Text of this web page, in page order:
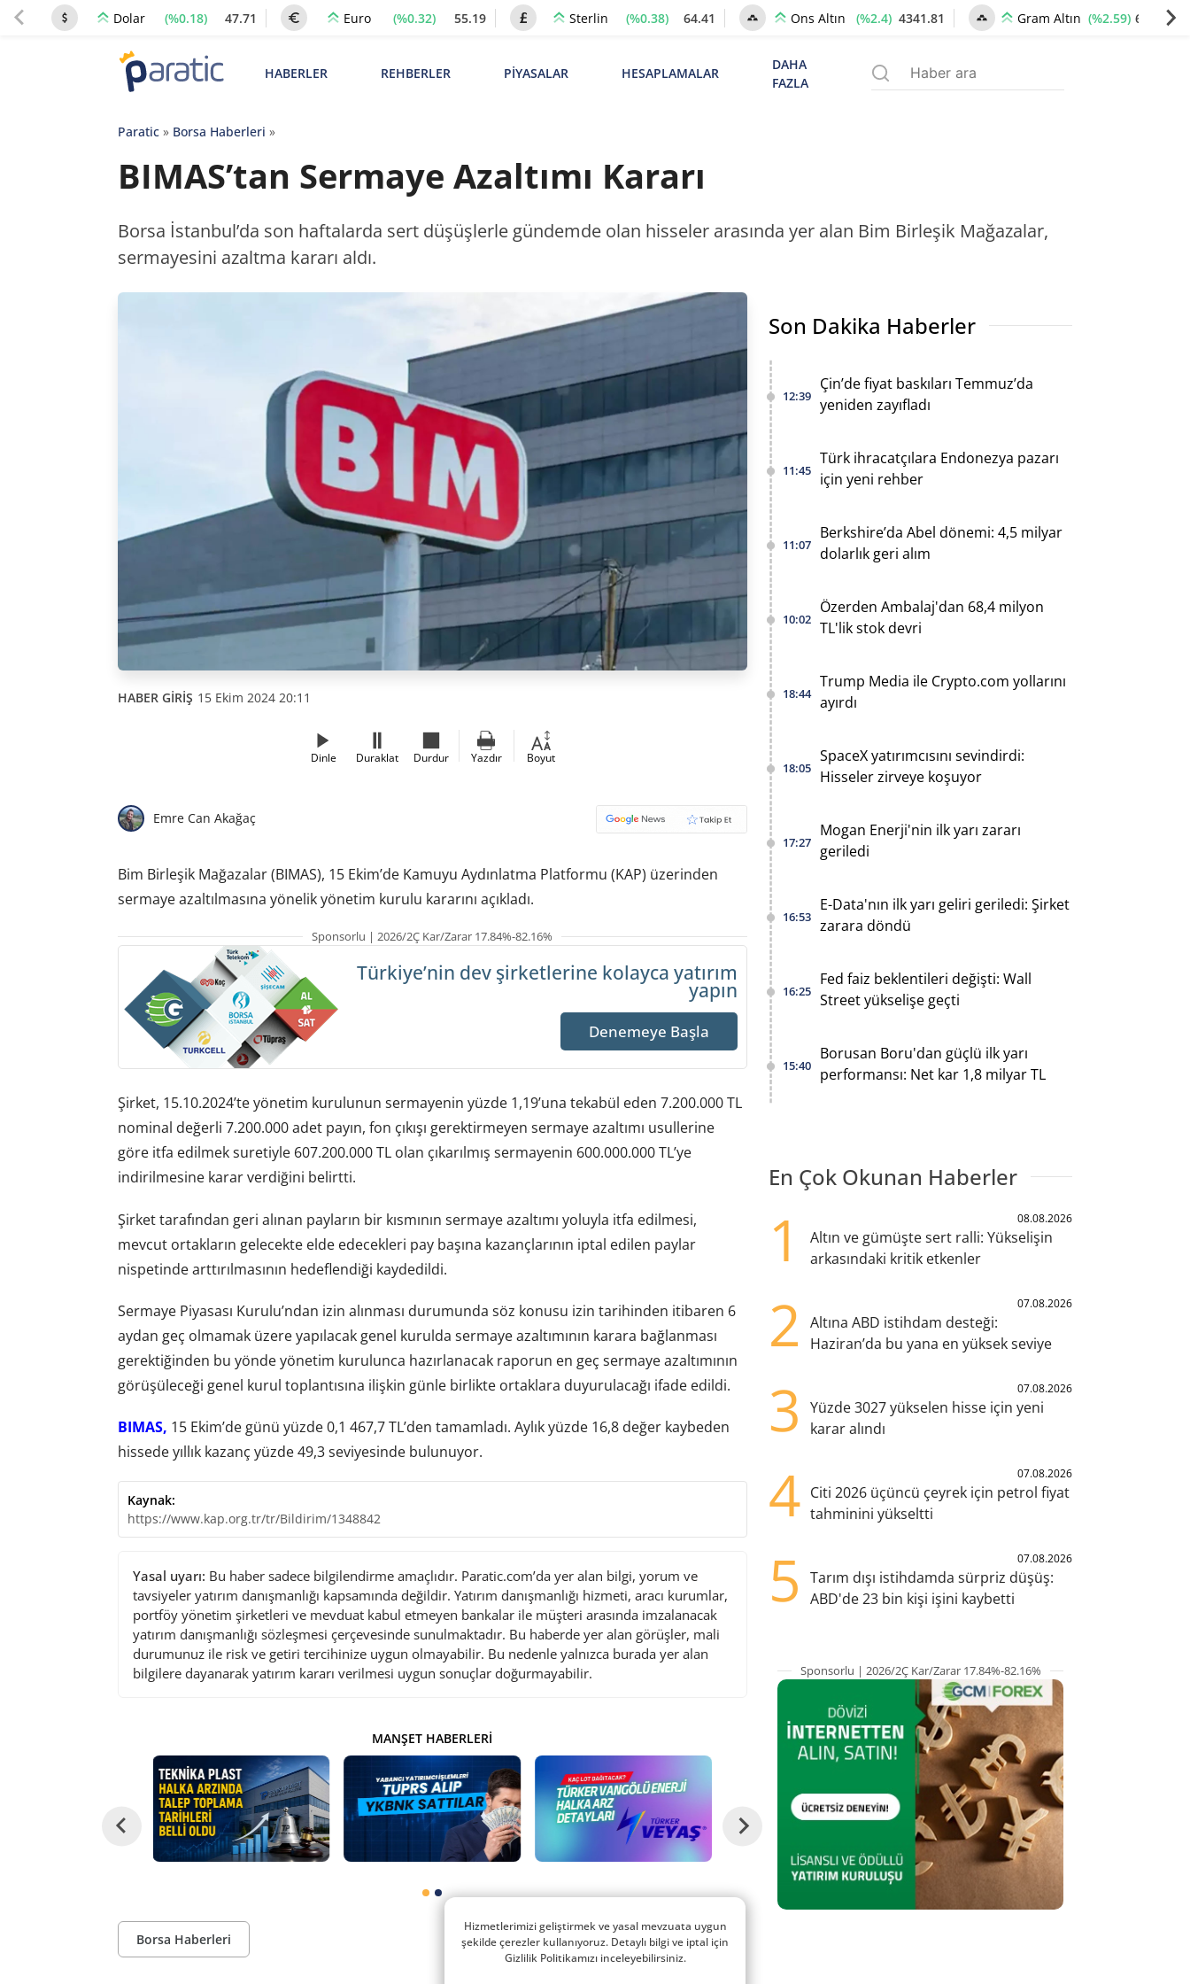
Dolar (%0.18) 47.71 Euro (%0.32) 55.19 Sterlin (%0.38) 64.41 Ons Altın (%2.4) 4341.81 Gram Altın (%2.59) 6660.55
HABERLER REHBERLER PİYASALAR HESAPLAMALAR
DAHA
FAZLA
Paratic» Borsa Haberleri »
BIMAS’tan Sermaye Azaltımı Kararı
Borsa İstanbul’da son haftalarda sert düşüşlerle gündemde olan hisseler arasında yer alan Bim Birleşik Mağazalar,
sermayesini azaltma kararı aldı.
HABER GİRİŞ 15 Ekim 2024 20:11
Dinle Duraklat Durdur Yazdır Boyut
Emre Can Akağaç
Bim Birleşik Mağazalar (BIMAS), 15 Ekim’de Kamuyu Aydınlatma Platformu (KAP) üzerinden
sermaye azaltılmasına yönelik yönetim kurulu kararını açıkladı.
Sponsorlu | 2026/2Ç Kar/Zarar 17.84%-82.16%
Türkiye’nin dev şirketlerine kolayca yatırım
yapın
Denemeye Başla
Şirket, 15.10.2024’te yönetim kurulunun sermayenin yüzde 1,19’una tekabül eden 7.200.000 TL
nominal değerli 7.200.000 adet payın, fon çıkışı gerektirmeyen sermaye azaltımı usullerine
göre itfa edilmek suretiyle 607.200.000 TL olan çıkarılmış sermayenin 600.000.000 TL’ye
indirilmesine karar verdiğini belirtti.
Şirket tarafından geri alınan payların bir kısmının sermaye azaltımı yoluyla itfa edilmesi,
mevcut ortakların gelecekte elde edecekleri pay başına kazançlarının iptal edilen paylar
nispetinde arttırılmasının hedeflendiği kaydedildi.
Sermaye Piyasası Kurulu’ndan izin alınması durumunda söz konusu izin tarihinden itibaren 6
aydan geç olmamak üzere yapılacak genel kurulda sermaye azaltımının karara bağlanması
gerektiğinden bu yönde yönetim kurulunca hazırlanacak raporun en geç sermaye azaltımının
görüşüleceği genel kurul toplantısına ilişkin günle birlikte ortaklara duyurulacağı ifade edildi.
BIMAS, 15 Ekim’de günü yüzde 0,1 467,7 TL’den tamamladı. Aylık yüzde 16,8 değer kaybeden
hissede yıllık kazanç yüzde 49,3 seviyesinde bulunuyor.
Kaynak:
https://www.kap.org.tr/tr/Bildirim/1348842
Yasal uyarı: Bu haber sadece bilgilendirme amaçlıdır. Paratic.com’da yer alan bilgi, yorum ve
tavsiyeler yatırım danışmanlığı kapsamında değildir. Yatırım danışmanlığı hizmeti, aracı kurumlar,
portföy yönetim şirketleri ve mevduat kabul etmeyen bankalar ile müşteri arasında imzalanacak
yatırım danışmanlığı sözleşmesi çerçevesinde sunulmaktadır. Bu haberde yer alan görüşler, mali
durumunuz ile risk ve getiri tercihinize uygun olmayabilir. Bu nedenle yalnızca burada yer alan
bilgilere dayanarak yatırım kararı verilmesi uygun sonuçlar doğurmayabilir.
MANŞET HABERLERI
Borsa Haberleri
Son Dakika Haberler
12:39
Çin’de fiyat baskıları Temmuz’da
yeniden zayıfladı
11:45
Türk ihracatçılara Endonezya pazarı
için yeni rehber
11:07
Berkshire’da Abel dönemi: 4,5 milyar
dolarlık geri alım
10:02
Özerden Ambalaj'dan 68,4 milyon
TL'lik stok devri
18:44
Trump Media ile Crypto.com yollarını
ayırdı
18:05
SpaceX yatırımcısını sevindirdi:
Hisseler zirveye koşuyor
17:27
Mogan Enerji'nin ilk yarı zararı
geriledi
16:53
E-Data'nın ilk yarı geliri geriledi: Şirket
zarara döndü
16:25
Fed faiz beklentileri değişti: Wall
Street yükselişe geçti
15:40
Borusan Boru'dan güçlü ilk yarı
performansı: Net kar 1,8 milyar TL
En Çok Okunan Haberler
1 08.08.2026
Altın ve gümüşte sert ralli: Yükselişin
arkasındaki kritik etkenler
2 07.08.2026
Altına ABD istihdam desteği:
Haziran’da bu yana en yüksek seviye
3 07.08.2026
Yüzde 3027 yükselen hisse için yeni
karar alındı
4 07.08.2026
Citi 2026 üçüncü çeyrek için petrol fiyat
tahminini yükseltti
5 07.08.2026
Tarım dışı istihdamda sürpriz düşüş:
ABD'de 23 bin kişi işini kaybetti
Sponsorlu | 2026/2Ç Kar/Zarar 17.84%-82.16%
Hizmetlerimizi geliştirmek ve yasal mevzuata uygun
şekilde çerezler kullanıyoruz. Detaylı bilgi ve iptal için
Gizlilik Politikamızı inceleyebilirsiniz.